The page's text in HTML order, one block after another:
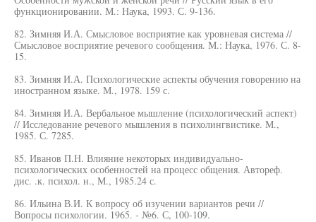
функционировании. М.: Наука, 1993. С. 9-136.
82. Зимняя И.А. Смысловое восприятие как уровневая система //
Смысловое восприятие речевого сообщения. М.: Наука, 1976. С. 8-
15.
83. Зимняя И.А. Психологические аспекты обучения говорению на
иностранном языке. М., 1978. 159 с.
84. Зимняя И.А. Вербальное мышление (психологический аспект)
// Исследование речевого мышления в психолингвистике. М.,
1985. С. 7285.
85. Иванов П.Н. Влияние некоторых индивидуально-
психологических особенностей на процесс общения. Автореф.
дис. .к. психол. н., М., 1985.24 с.
86. Ильина В.И. К вопросу об изучении вариантов речи //
Вопросы психологии. 1965. - №6. С, 100-109.